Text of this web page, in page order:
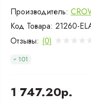
Производитель:
Код Товара: 21260-
Отзывы: (0)
101
1 747.20р.